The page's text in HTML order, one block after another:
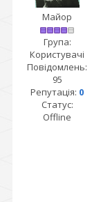
Майор
Група:
Користувачі
Повідомлень:
95
Репутація: 0
Статус:
Offline